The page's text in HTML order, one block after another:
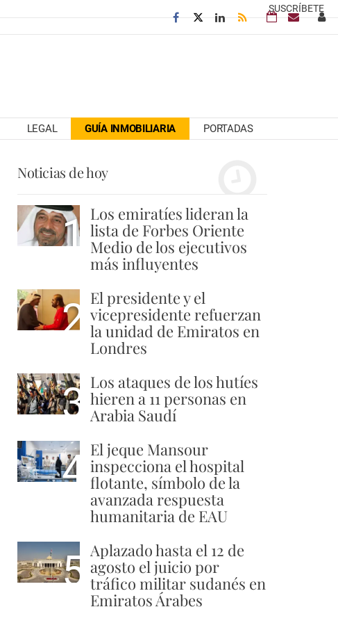
SUSCRÍBETE
LEGAL GUÍA INMOBILIARIA PORTADAS
Noticias de hoy
1 Los emiratíes lideran la
lista de Forbes Oriente
Medio de los ejecutivos
más influyentes
2 El presidente y el
vicepresidente refuerzan
la unidad de Emiratos en
Londres
3 Los ataques de los hutíes
hieren a 11 personas en
Arabia Saudí
4 El jeque Mansour
inspecciona el hospital
flotante, símbolo de la
avanzada respuesta
humanitaria de EAU
5 Aplazado hasta el 12 de
agosto el juicio por
tráfico militar sudanés en
Emiratos Árabes